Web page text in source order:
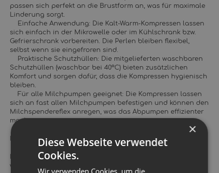
passen sich perfekt an die Brustform an, was für maximale
Linderung sorgt.
Einfache Anwendung: Die Kalt-Warm-Kompressen lassen
sich einfach in der Mikrowelle oder im Kühlschrank bzw.
Gefrierschrank vorbereiten. Die Perlen bleiben flexibel,
selbst wenn sie eingefroren sind.
Praktische Schutzhüllen: Die mitgelieferten waschbaren
Schutzhüllen (waschbar bei 40°C) bieten zusätzlichen
Komfort und sorgen dafür, dass die Kompressen hygienisch
bleiben.
Für alle Milchpumpen geeignet: Die Kompressen lassen
sich an fast allen Milchpumpen befestigen und können den
Milchspendereflex anregen, was das Abpumpen effizienter
macht.
Reinigung und Pflege:
Die Schutzhüllen sind bei 40°C in der Waschmaschine
waschbar. Die Perlenkissen sollten mit warmem Spülwasser
×
Diese Webseite verwendet
Cookies.
Wir verwenden Cookies, um die